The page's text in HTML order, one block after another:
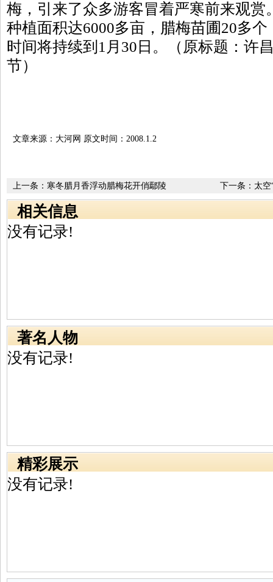
梅，引来了众多游客冒着严寒前来观赏
种植面积达6000多亩，腊梅苗圃20多
时间将持续到1月30日。（原标题：许
节）
文章来源：大河网 原文时间：2008.1.2
下一条： 太
上一条： 寒冬腊月香浮动腊梅花开俏鄢陵
相关信息
没有记录!
著名人物
没有记录!
精彩展示
没有记录!